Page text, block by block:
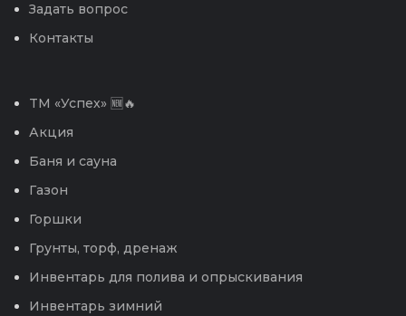
Задать вопрос
Контакты
TM «Успех» 🆕🔥
Акция
Баня и сауна
Газон
Горшки
Грунты, торф, дренаж
Инвентарь для полива и опрыскивания
Инвентарь зимний